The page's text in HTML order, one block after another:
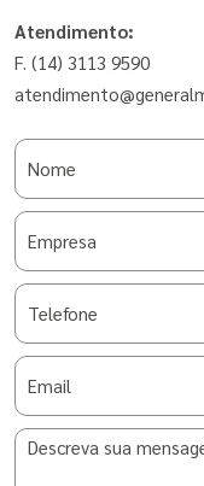
Atendimento:
F. (14) 3113 9590